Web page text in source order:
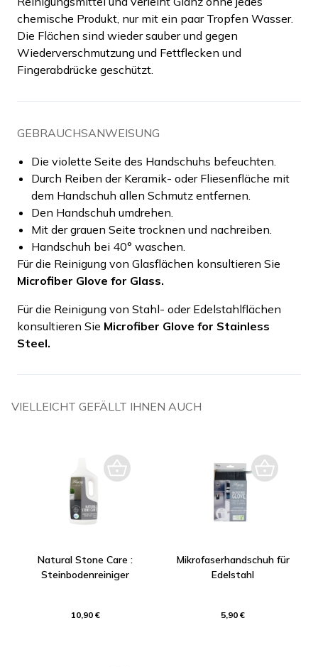
chemische Produkt, nur mit ein paar Tropfen Wasser.
Die Flächen sind wieder sauber und gegen
Wiederverschmutzung und Fettflecken und
Fingerabdrücke geschützt.
GEBRAUCHSANWEISUNG
Die violette Seite des Handschuhs befeuchten.
Durch Reiben der Keramik- oder Fliesenfläche mit
dem Handschuh allen Schmutz entfernen.
Den Handschuh umdrehen.
Mit der grauen Seite trocknen und nachreiben.
Handschuh bei 40° waschen.
Für die Reinigung von Glasflächen konsultieren Sie
Microfiber Glove for Glass.
Für die Reinigung von Stahl- oder Edelstahlflächen
konsultieren Sie Microfiber Glove for Stainless
Steel.
VIELLEICHT GEFÄLLT IHNEN AUCH
Natural Stone Care :
Steinbodenreiniger
10,90 €
Mikrofaserhandschuh für
Edelstahl
5,90 €